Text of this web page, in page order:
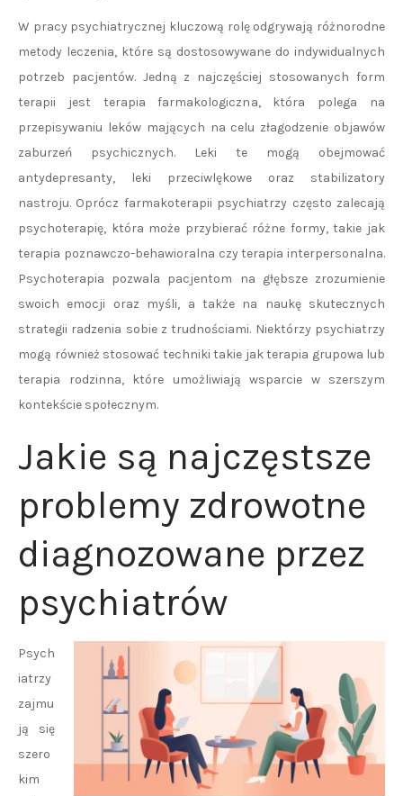
W pracy psychiatrycznej kluczową rolę odgrywają różnorodne
metody leczenia, które są dostosowywane do indywidualnych
potrzeb pacjentów. Jedną z najczęściej stosowanych form
terapii jest terapia farmakologiczna, która polega na
przepisywaniu leków mających na celu złagodzenie objawów
zaburzeń psychicznych. Leki te mogą obejmować
antydepresanty, leki przeciwlękowe oraz stabilizatory
nastroju. Oprócz farmakoterapii psychiatrzy często zalecają
psychoterapię, która może przybierać różne formy, takie jak
terapia poznawczo-behawioralna czy terapia interpersonalna.
Psychoterapia pozwala pacjentom na głębsze zrozumienie
swoich emocji oraz myśli, a także na naukę skutecznych
strategii radzenia sobie z trudnościami. Niektórzy psychiatrzy
mogą również stosować techniki takie jak terapia grupowa lub
terapia rodzinna, które umożliwiają wsparcie w szerszym
kontekście społecznym.
Jakie są najczęstsze
problemy zdrowotne
diagnozowane przez
psychiatrów
Psych
iatrzy
zajmu
ją się
szero
kim